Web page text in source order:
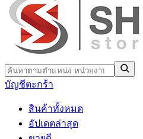
บัญชีตะกร้า
สินค้าทั้งหมด
อัปเดตล่าสุด